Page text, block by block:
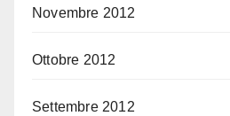
Novembre 2012
Ottobre 2012
Settembre 2012